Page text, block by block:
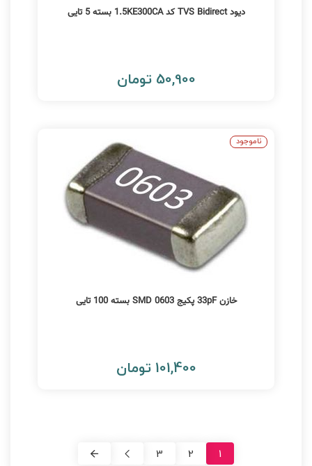
دیود TVS Bidirect کد 1.5KE300CA بسته 5 تایی
50,900 تومان
خازن 33pF پکیج 0603 SMD بسته 100 تایی
101,400 تومان
ناموجود
1
2
3